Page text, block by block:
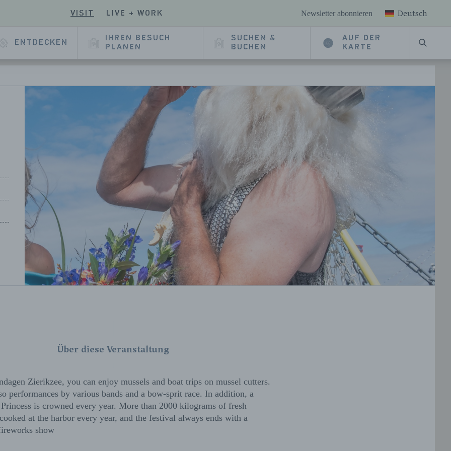
VISIT LIVE + WORK Newsletter abonnieren Deutsch
ENTDECKEN
IHREN BESUCH
PLANEN
SUCHEN &
BUCHEN
AUF DER
KARTE
SUCHE
Über diese Veranstaltung
Zierikzee, you can enjoy mussels and boat trips on mussel cutters.
performances by various bands and a bow-sprit race. In addition, a
is crowned every year. More than 2000 kilograms of fresh
at the harbor every year, and the festival always ends with a
show